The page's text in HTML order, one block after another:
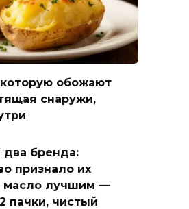
обожают
снаружи,
два бренда:
признало их
масло лучшим —
пачки, чистый